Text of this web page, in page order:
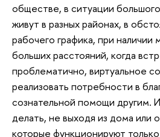
обществе, в ситуации
живут в разных районах, в
рабочего графика, при наличии
больших расстояний, когда
проблематично, виртуальное
реализовать потребности в
сознательной помощи другим.
делать, не выходя из дома или
которые функционируют